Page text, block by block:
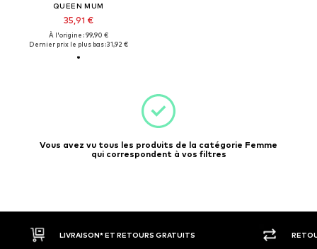
QUEEN MUM
35,91 €
À l'origine : 99,90 €
Dernier prix le plus bas :31,92 €
Vous avez vu tous les produits de la catégorie Femme
qui correspondent à vos filtres
LIVRAISON* ET RETOURS GRATUITS